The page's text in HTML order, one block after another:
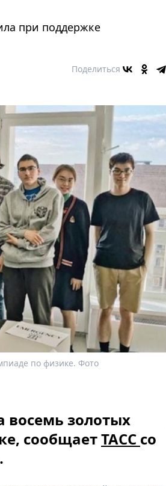
при поддержке
Поделиться
по физике. Фото
восемь золотых
сообщаетТАСС со